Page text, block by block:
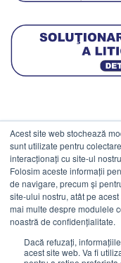
Acest site web stochează
sunt utilizate pentru
interacționați cu site-ul
Folosim aceste informații
de navigare, precum și
site-ului nostru, atât pe
mai multe despre modulele
noastră de confidențialitate.
Dacă refuzați,
acest site web. Va fi
DATE
ESTICO S.R.L.
CIF: RO1094402.
Reg.Com: J08/469/